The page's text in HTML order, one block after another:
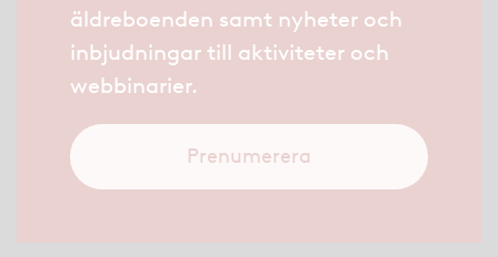
äldreboenden samt nyheter och
inbjudningar till aktiviteter och
webbinarier.
Prenumerera